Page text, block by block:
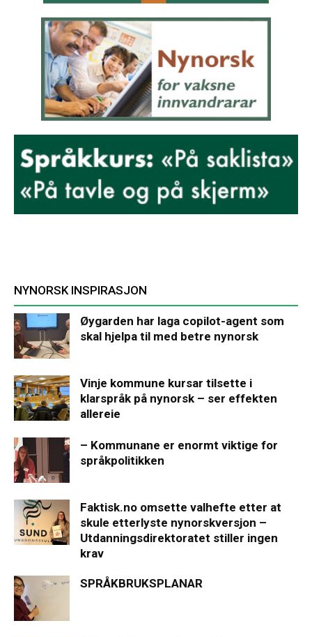
NYNORSK INSPIRASJON
Øygarden har laga copilot-agent som
skal hjelpa til med betre nynorsk
Vinje kommune kursar tilsette i
klarspråk på nynorsk – ser effekten
allereie
– Kommunane er enormt viktige for
språkpolitikken
Faktisk.no omsette valhefte etter at
skule etterlyste nynorskversjon –
Utdanningsdirektoratet stiller ingen
krav
SPRÅKBRUKSPLANAR